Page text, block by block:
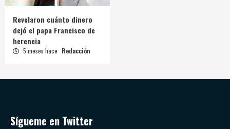
Revelaron cuánto dinero
dejó el papa Francisco de
herencia
5 meses hace Redacción
Sígueme en Twitter